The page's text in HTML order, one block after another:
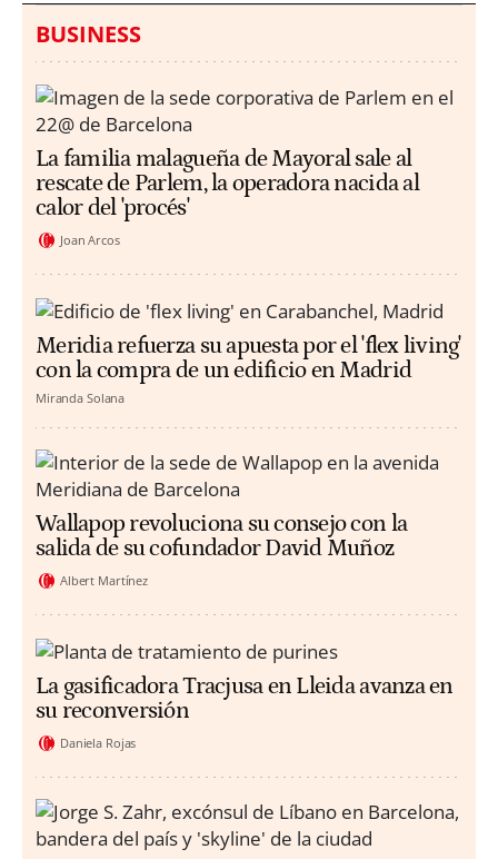
BUSINESS
La familia malagueña de Mayoral sale al
rescate de Parlem, la operadora nacida al
calor del 'procés'
Joan Arcos
Meridia refuerza su apuesta por el 'flex living'
con la compra de un edificio en Madrid
Miranda Solana
Wallapop revoluciona su consejo con la
salida de su cofundador David Muñoz
Albert Martínez
La gasificadora Tracjusa en Lleida avanza en
su reconversión
Daniela Rojas